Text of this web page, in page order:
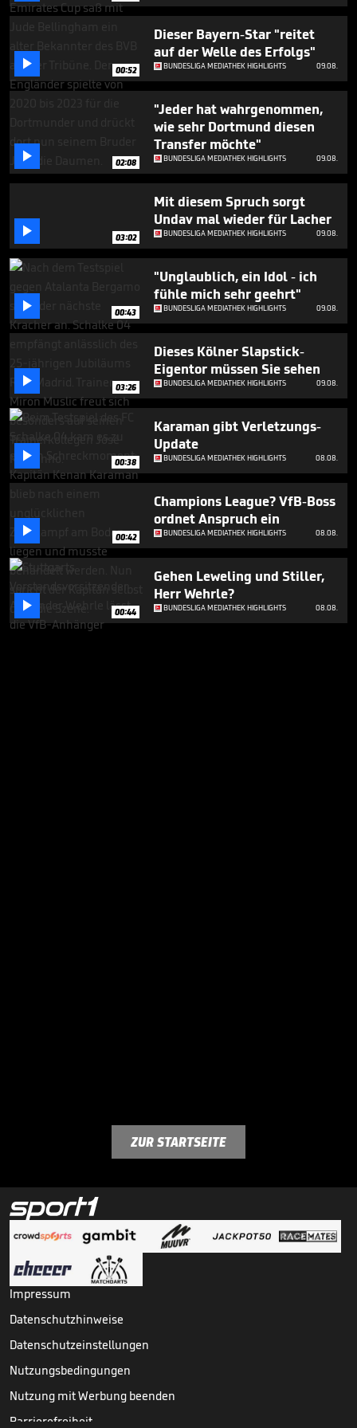
seconds
 00:52
Dieser Bayern-Star "reitet
auf der Welle des Erfolgs"
BUNDESLIGA MEDIATHEK HIGHLIGHTS 09.08.
 02:08
"Jeder hat wahrgenommen,
wie sehr Dortmund diesen
Transfer möchte"
BUNDESLIGA MEDIATHEK HIGHLIGHTS 09.08.
 03:02
Mit diesem Spruch sorgt
Undav mal wieder für Lacher
BUNDESLIGA MEDIATHEK HIGHLIGHTS 09.08.
 00:43
"Unglaublich, ein Idol - ich
fühle mich sehr geehrt"
BUNDESLIGA MEDIATHEK HIGHLIGHTS 09.08.
 03:26
Dieses Kölner Slapstick-
Eigentor müssen Sie sehen
BUNDESLIGA MEDIATHEK HIGHLIGHTS 09.08.
 00:38
Karaman gibt Verletzungs-
Update
BUNDESLIGA MEDIATHEK HIGHLIGHTS 08.08.
 00:42
Champions League? VfB-Boss
ordnet Anspruch ein
BUNDESLIGA MEDIATHEK HIGHLIGHTS 08.08.
 00:44
Gehen Leweling und Stiller,
Herr Wehrle?
BUNDESLIGA MEDIATHEK HIGHLIGHTS 08.08.
ZUR STARTSEITE
Impressum
Datenschutzhinweise
Datenschutzeinstellungen
Nutzungsbedingungen
Nutzung mit Werbung beenden
Barrierefreiheit